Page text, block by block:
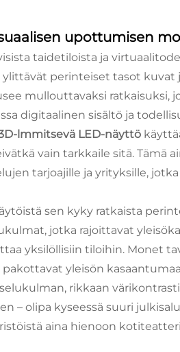
upottumisen
taidetiloista ja
perinteiset tasot kuvat
mullouttavaksi ratkaisuksi,
digitaalinen sisältö ja
lmmitsevä LED-näyttö
vain tarkkaile sitä.
tarjoajille ja yrityksille,
sen kyky ratkaista
jotka rajoittavat
yksilöllisiin tiloihin. Monet
yleisön
rikkaan
– olipa kyseessä suuri
aina hienoon